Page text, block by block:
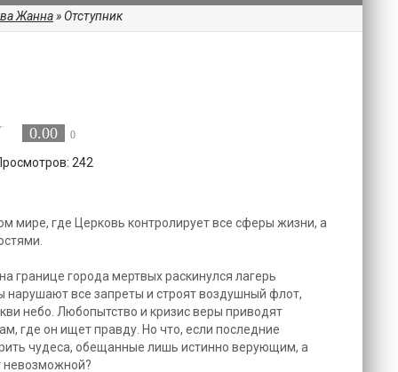
Жанна» Отступник
0.00 0
242
мире, где Церковь контролирует все сферы жизни, а
границе города мертвых раскинулся лагерь
нарушают все запреты и строят воздушный флот,
небо. Любопытство и кризис веры приводят
где он ищет правду. Но что, если последние
чудеса, обещанные лишь истинно верующим, а
невозможной?